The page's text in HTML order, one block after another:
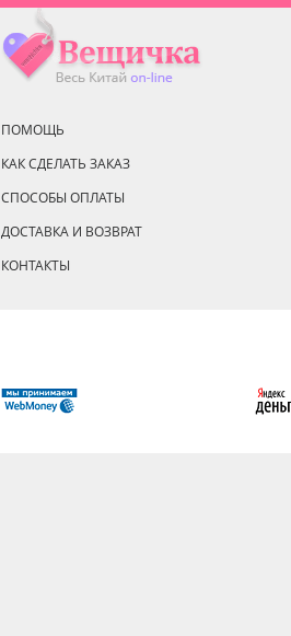
ПОМОЩЬ
КАК СДЕЛАТЬ ЗАКАЗ
СПОСОБЫ ОПЛАТЫ
ДОСТАВКА И ВОЗВРАТ
КОНТАКТЫ